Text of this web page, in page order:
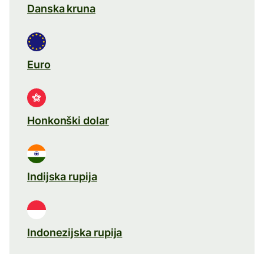
Danska kruna
Euro
Honkonški dolar
Indijska rupija
Indonezijska rupija